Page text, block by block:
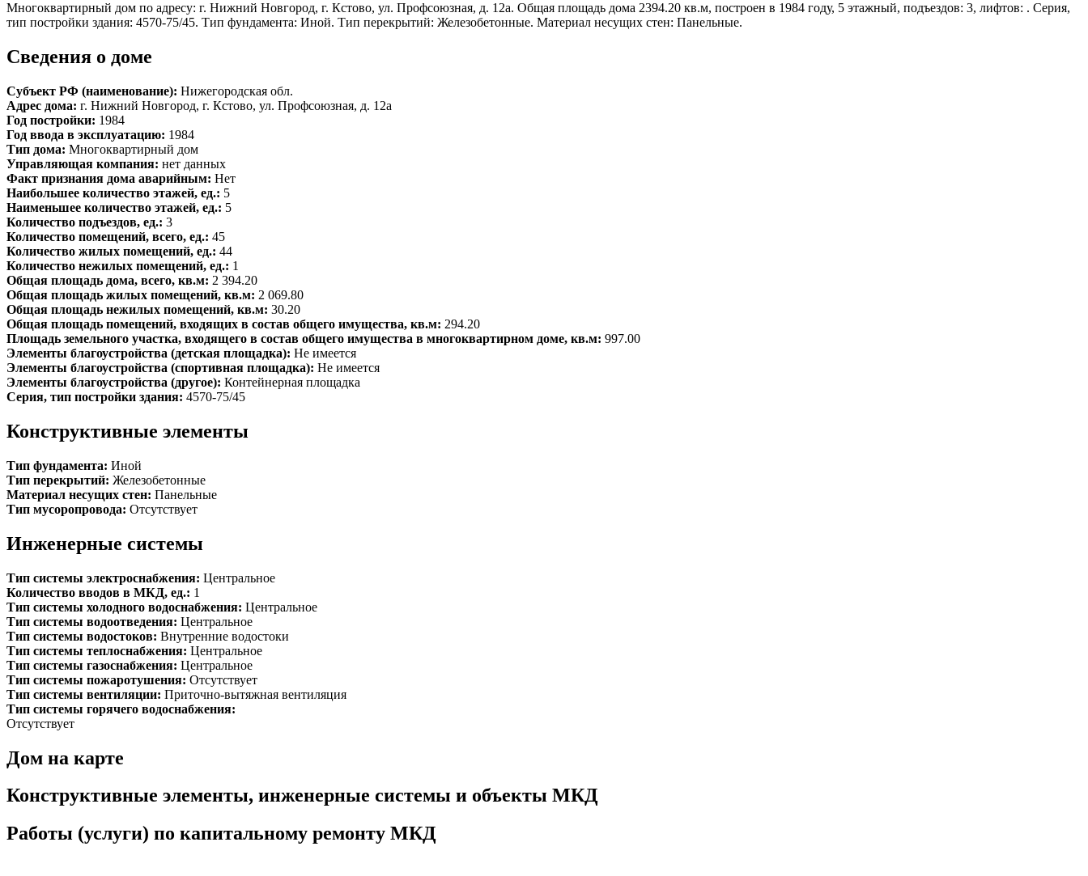
Многоквартирный дом по адресу: г. Нижний Новгород, г. Кстово, ул. Профсоюзная, д. 12а. Общая площадь дома 2394.20 кв.м, построен в 1984 году, 5 этажный, подъездов: 3, лифтов: . Серия,
тип постройки здания: 4570-75/45. Тип фундамента: Иной. Тип перекрытий: Железобетонные. Материал несущих стен: Панельные.
Сведения о доме
Субъект РФ (наименование): Нижегородская обл.
Адрес дома: г. Нижний Новгород, г. Кстово, ул. Профсоюзная, д. 12а
Год постройки: 1984
Год ввода в эксплуатацию: 1984
Тип дома: Многоквартирный дом
Управляющая компания: нет данных
Факт признания дома аварийным: Нет
Наибольшее количество этажей, ед.: 5
Наименьшее количество этажей, ед.: 5
Количество подъездов, ед.: 3
Количество помещений, всего, ед.: 45
Количество жилых помещений, ед.: 44
Количество нежилых помещений, ед.: 1
Общая площадь дома, всего, кв.м: 2 394.20
Общая площадь жилых помещений, кв.м: 2 069.80
Общая площадь нежилых помещений, кв.м: 30.20
Общая площадь помещений, входящих в состав общего имущества, кв.м: 294.20
Площадь земельного участка, входящего в состав общего имущества в многоквартирном доме, кв.м: 997.00
Элементы благоустройства (детская площадка): Не имеется
Элементы благоустройства (спортивная площадка): Не имеется
Элементы благоустройства (другое): Контейнерная площадка
Серия, тип постройки здания: 4570-75/45
Конструктивные элементы
Тип фундамента: Иной
Тип перекрытий: Железобетонные
Материал несущих стен: Панельные
Тип мусоропровода: Отсутствует
Инженерные системы
Тип системы электроснабжения: Центральное
Количество вводов в МКД, ед.: 1
Тип системы холодного водоснабжения: Центральное
Тип системы водоотведения: Центральное
Тип системы водостоков: Внутренние водостоки
Тип системы теплоснабжения: Центральное
Тип системы газоснабжения: Центральное
Тип системы пожаротушения: Отсутствует
Тип системы вентиляции: Приточно-вытяжная вентиляция
Тип системы горячего водоснабжения:
Отсутствует
Дом на карте
Конструктивные элементы, инженерные системы и объекты МКД
Работы (услуги) по капитальному ремонту МКД